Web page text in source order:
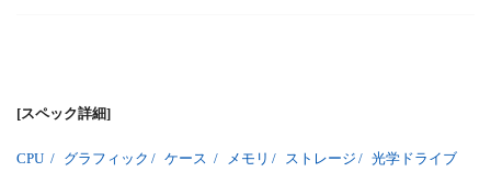
[スペック詳細]
CPU / グラフィック / ケース / メモリ / ストレージ / 光学ドライブ